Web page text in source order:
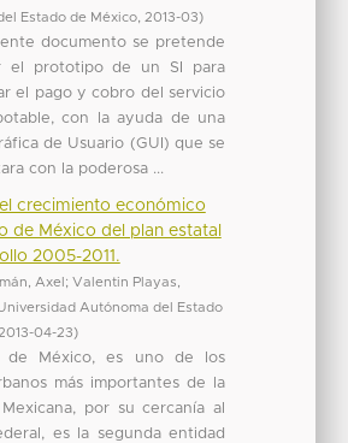
Estado de México, 2013-03)
documento se pretende
el prototipo de un SI para
el pago y cobro del servicio
con la ayuda de una
de Usuario (GUI) que se
con la poderosa ...
crecimiento económico
de México del plan estatal
2005-2011.
Axel ; Valentin Playas,
Autónoma del Estado
2013-04-23)
de México, es uno de los
más importantes de la
Mexicana, por su cercanía al
es la segunda entidad